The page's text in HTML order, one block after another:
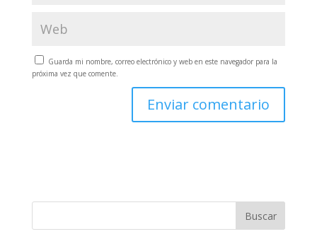
Guarda mi nombre, correo electrónico y web en este navegador para la
próxima vez que comente.